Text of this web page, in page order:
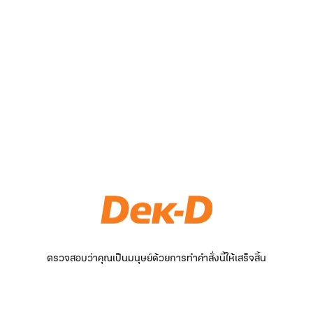
ตรวจสอบว่าคุณเป็นมนุษย์ด้วยการทำคำสั่งนี้ให้เสร็จสิ้น